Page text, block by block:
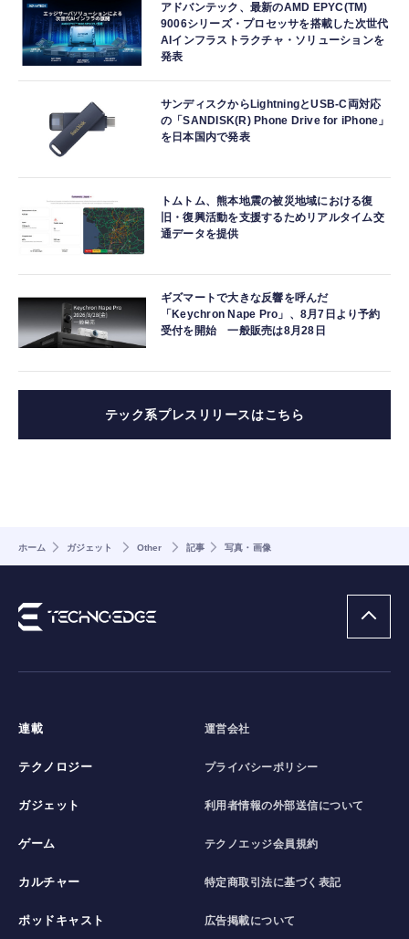
アドバンテック、最新のAMD EPYC(TM)
9006シリーズ・プロセッサを搭載した次世代
AIインフラストラクチャ・ソリューションを
発表
サンディスクからLightningとUSB-C両対応
の「SANDISK(R) Phone Drive for iPhone」
を日本国内で発表
トムトム、熊本地震の被災地域における復
旧・復興活動を支援するためリアルタイム交
通データを提供
ギズマートで大きな反響を呼んだ
「Keychron Nape Pro」、8月7日より予約
受付を開始 一般販売は8月28日
テック系プレスリリースはこちら
ホーム ガジェット Other 記事 写真・画像
連載
テクノロジー
ガジェット
ゲーム
カルチャー
ポッドキャスト
運営会社
プライバシーポリシー
利用者情報の外部送信について
テクノエッジ会員規約
特定商取引法に基づく表記
広告掲載について